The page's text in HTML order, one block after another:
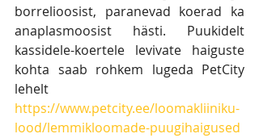
borrelioosist, paranevad koerad ka
anaplasmoosist hästi. Puukidelt
kassidele-koertele levivate haiguste
kohta saab rohkem lugeda PetCity
lehelt
https://www.petcity.ee/loomakliiniku-
lood/lemmikloomade-puugihaigused